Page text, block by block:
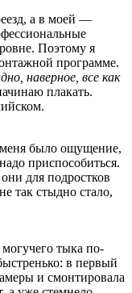
а в моей —
Поэтому я
программе.
наверное, все как
плакать.
было ощущение,
приспособиться.
для подростков
так стыдно стало,
тыка по-
в первый
и смонтировала